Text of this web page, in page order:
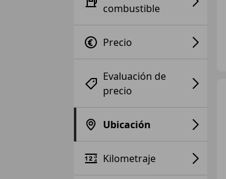
combustible
Precio
Evaluación de
precio
Ubicación
Kilometraje